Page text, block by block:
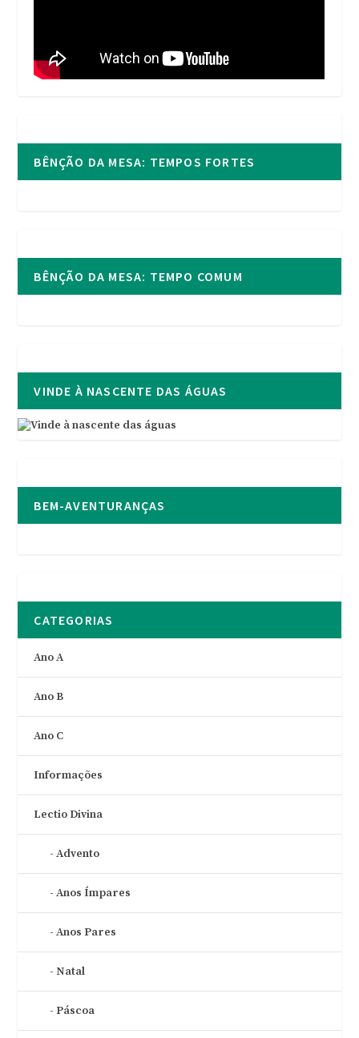
BÊNÇÃO DA MESA: TEMPOS FORTES
BÊNÇÃO DA MESA: TEMPO COMUM
VINDE À NASCENTE DAS ÁGUAS
BEM-AVENTURANÇAS
CATEGORIAS
Ano A
Ano B
Ano C
Informações
Lectio Divina
Advento
Anos Ímpares
Anos Pares
Natal
Páscoa